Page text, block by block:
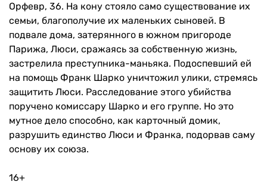
Орфевр, 36. На кону стояло само существование их
семьи, благополучие их маленьких сыновей. В
подвале дома, затерянного в южном пригороде
Парижа, Люси, сражаясь за собственную жизнь,
застрелила преступника-маньяка. Подоспевший ей
на помощь Франк Шарко уничтожил улики, стремясь
защитить Люси. Расследование этого убийства
поручено комиссару Шарко и его группе. Но это
мутное дело способно, как карточный домик,
разрушить единство Люси и Франка, подорвав саму
основу их союза.
16+